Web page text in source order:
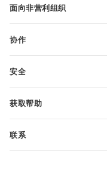
适用于教育人士
面向非营利组织
申请免费帐户
协作
翻译人员
安全
获取帮助
帮助中心
联系